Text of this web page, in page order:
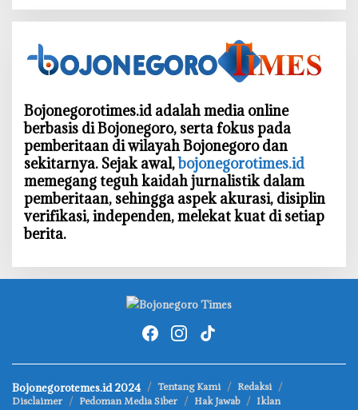
Bojonegorotimes.id adalah media online
berbasis di Bojonegoro, serta fokus pada
pemberitaan di wilayah Bojonegoro dan
sekitarnya. Sejak awal,bojonegorotimes.id
memegang teguh kaidah jurnalistik dalam
pemberitaan, sehingga aspek akurasi, disiplin
verifikasi, independen, melekat kuat di setiap
berita.
Bojonegorotemes.id 2024 Tentang Kami
Redaksi
Disclaimer
Pedoman Media Siber Hak Jawab Iklan